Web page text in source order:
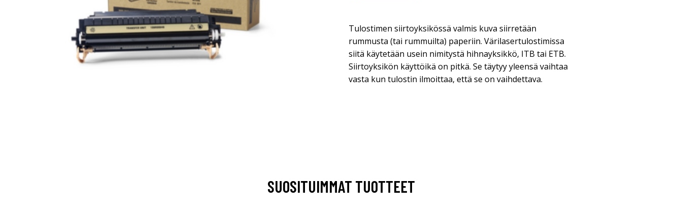
Tulostimen siirtoyksikössä valmis kuva siirretään
rummusta (tai rummuilta) paperiin. Värilasertulostimissa
siitä käytetään usein nimitystä hihnayksikkö, ITB tai ETB.
Siirtoyksikön käyttöikä on pitkä. Se täytyy yleensä vaihtaa
vasta kun tulostin ilmoittaa, että se on vaihdettava.
SUOSITUIMMAT TUOTTEET